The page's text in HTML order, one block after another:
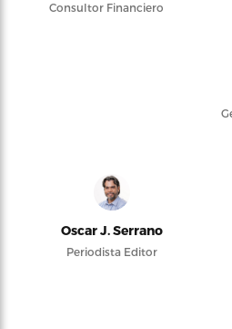
Consultor Financiero
Oscar J. Serrano
Periodista Editor